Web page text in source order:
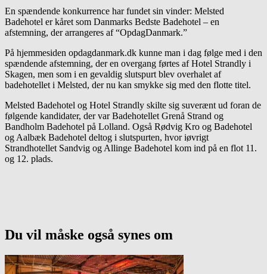
En spændende konkurrence har fundet sin vinder: Melsted
Badehotel er kåret som Danmarks Bedste Badehotel – en
afstemning, der arrangeres af “OpdagDanmark.”
På hjemmesiden opdagdanmark.dk kunne man i dag følge med i den
spændende afstemning, der en overgang førtes af Hotel Strandly i
Skagen, men som i en gevaldig slutspurt blev overhalet af
badehotellet i Melsted, der nu kan smykke sig med den flotte titel.
Melsted Badehotel og Hotel Strandly skilte sig suverænt ud foran de
følgende kandidater, der var Badehotellet Grenå Strand og
Bandholm Badehotel på Lolland. Også Rødvig Kro og Badehotel
og Aalbæk Badehotel deltog i slutspurten, hvor iøvrigt
Strandhotellet Sandvig og Allinge Badehotel kom ind på en flot 11.
og 12. plads.
Du vil måske også synes om